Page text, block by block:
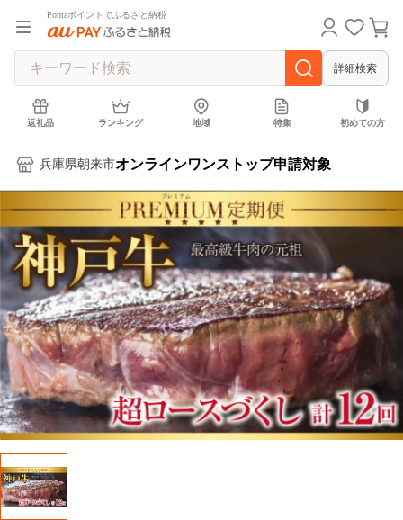
Pontaポイントでふるさと納税
詳細検索
返礼品 ランキング 地域 特集 初めての方
兵庫県朝来市オンラインワンストップ申請対象